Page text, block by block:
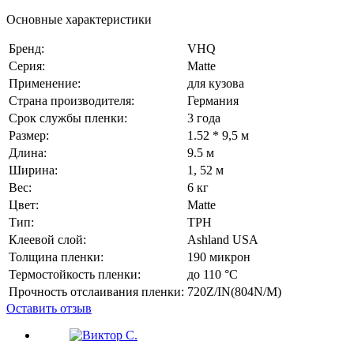
Основные характеристики
Бренд:
VHQ
Серия:
Matte
Применение:
для кузова
Страна производителя:
Германия
Срок службы пленки:
3 года
Размер:
1.52 * 9,5 м
Длина:
9.5 м
Ширина:
1, 52 м
Вес:
6 кг
Цвет:
Matte
Тип:
TPH
Клеевой слой:
Ashland USA
Толщина пленки:
190 микрон
Термостойкость пленки:
до 110 °C
Прочность отслаивания пленки: 720Z/IN(804N/M)
Оставить отзыв